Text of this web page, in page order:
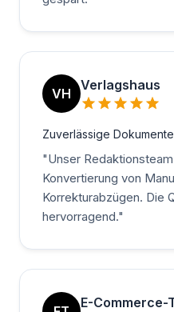
VH
Verlagshaus
Zuverlässige
"Unser
Konvertierung von
Korrekturabzügen. Die
hervorragend."
E-Commerce-